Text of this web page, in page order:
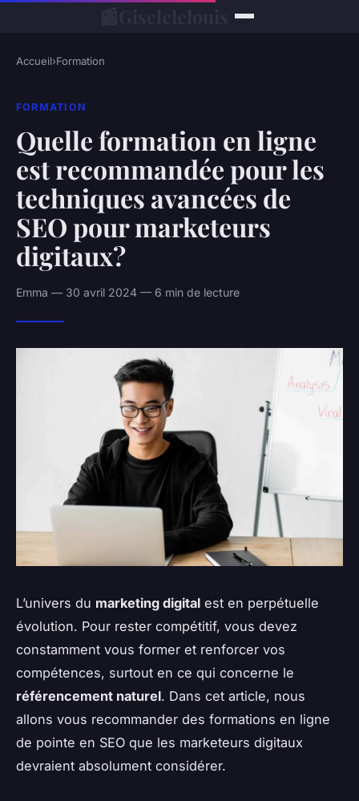
Accueil›Formation
FORMATION
Quelle formation en ligne
est recommandée pour les
techniques avancées de
SEO pour marketeurs
digitaux?
Emma — 30 avril 2024 — 6 min de lecture
L’univers du marketing digital est en perpétuelle
évolution. Pour rester compétitif, vous devez
constamment vous former et renforcer vos
compétences, surtout en ce qui concerne le
référencement naturel. Dans cet article, nous
allons vous recommander des formations en ligne
de pointe en SEO que les marketeurs digitaux
devraient absolument considérer.